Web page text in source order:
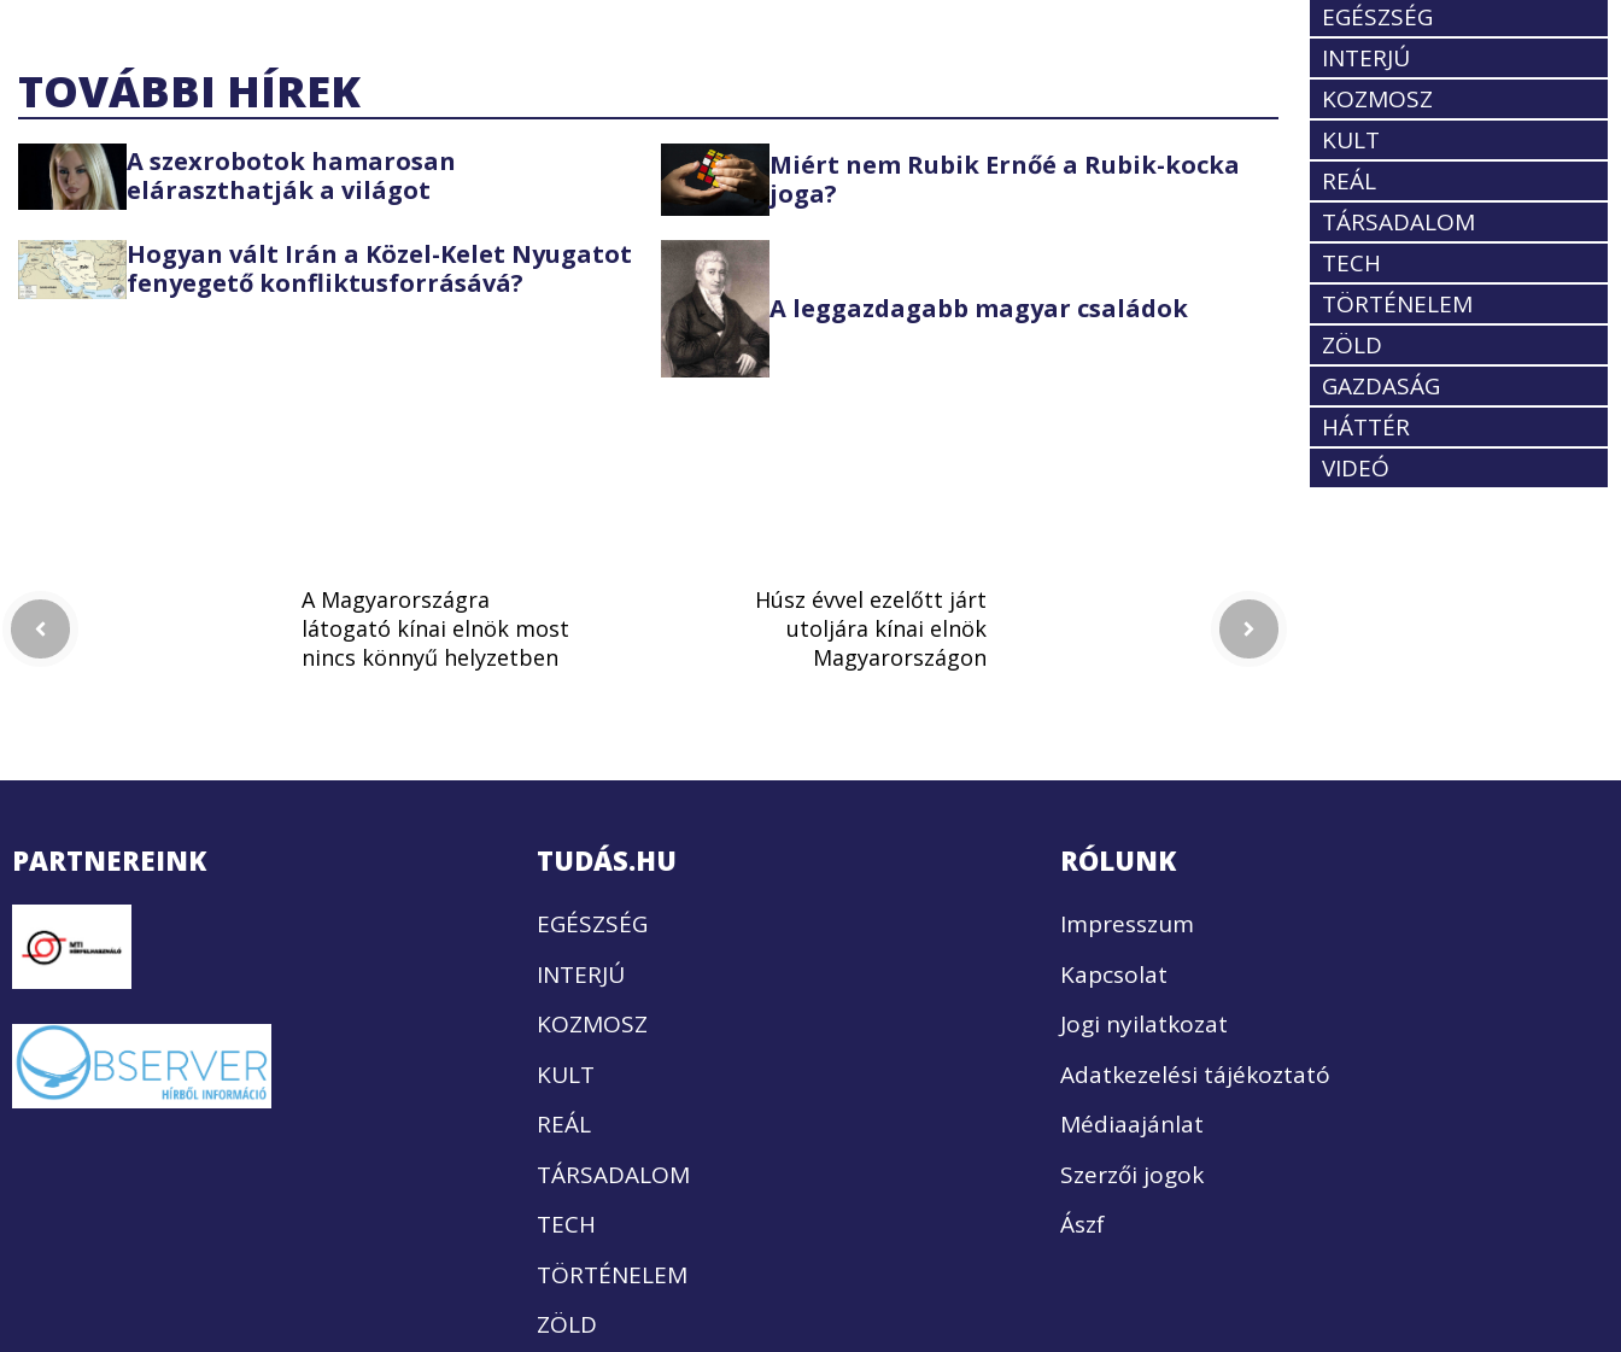
TOVÁBBI HÍREK
A szexrobotok hamarosan
eláraszthatják a világot
Miért nem Rubik Ernőé a Rubik-kocka
joga?
Hogyan vált Irán a Közel-Kelet Nyugatot
fenyegető konfliktusforrásává?
A leggazdagabb magyar családok
EGÉSZSÉG
INTERJÚ
KOZMOSZ
KULT
REÁL
TÁRSADALOM
TECH
TÖRTÉNELEM
ZÖLD
GAZDASÁG
HÁTTÉR
VIDEÓ
A Magyarországra
látogató kínai elnök most
nincs könnyű helyzetben
Húsz évvel ezelőtt járt
utoljára kínai elnök
Magyarországon
PARTNEREINK TUDÁS.HU
EGÉSZSÉG
INTERJÚ
KOZMOSZ
KULT
REÁL
TÁRSADALOM
TECH
TÖRTÉNELEM
ZÖLD
RÓLUNK
Impresszum
Kapcsolat
Jogi nyilatkozat
Adatkezelési tájékoztató
Médiaajánlat
Szerzői jogok
Ászf